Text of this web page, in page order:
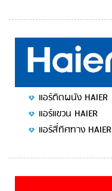
แอร์ติดผนัง HAIER
แอร์แขวน HAIER
แอร์สี่ทิศทาง HAIER